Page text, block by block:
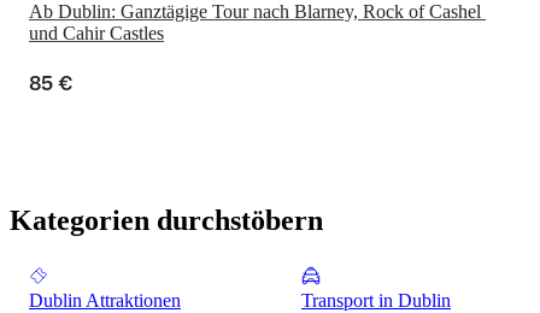
Ab Dublin: Ganztägige Tour nach Blarney, Rock of Cashel
und Cahir Castles
85 €
Kategorien durchstöbern
Dublin Attraktionen Transport in Dublin